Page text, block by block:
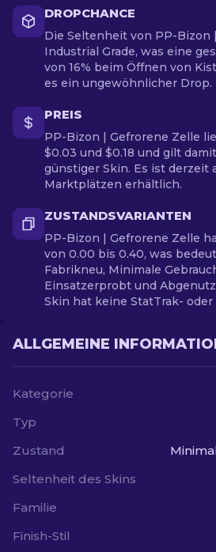
DROPCHANCE
Die Seltenheit von PP-Bizon
Industrial Grade, was eine
von 16% beim Öffnen von
es ein ungewöhnlicher Drop.
PREIS
PP-Bizon | Gefrorene Zelle
$0.03 und $0.18 und gilt
günstiger Skin. Es ist derzeit
Marktplätzen erhältlich.
ZUSTANDSVARIANTEN
PP-Bizon | Gefrorene Zelle
von 0.00 bis 0.40, was
Fabrikneu, Minimale
Einsatzerprobt und
Skin hat keine StatTrak-
ALLGEMEINE
Kategorie
Typ
Zustand
Seltenheit des Skins
Familie
Finish-Stil